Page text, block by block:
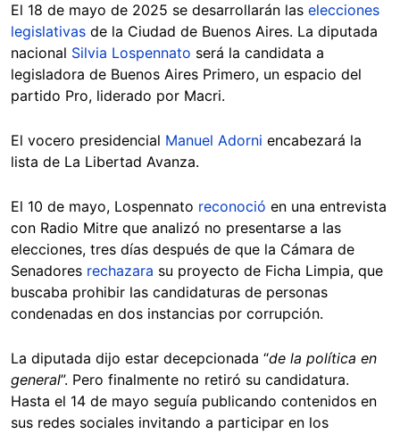
El 18 de mayo de 2025 se desarrollarán las elecciones
legislativas de la Ciudad de Buenos Aires. La diputada
nacional Silvia Lospennato será la candidata a
legisladora de Buenos Aires Primero, un espacio del
partido Pro, liderado por Macri.
El vocero presidencial Manuel Adorni encabezará la
lista de La Libertad Avanza.
El 10 de mayo, Lospennato reconoció en una entrevista
con Radio Mitre que analizó no presentarse a las
elecciones, tres días después de que la Cámara de
Senadores rechazara su proyecto de Ficha Limpia, que
buscaba prohibir las candidaturas de personas
condenadas en dos instancias por corrupción.
La diputada dijo estar decepcionada “de la política en
general”. Pero finalmente no retiró su candidatura.
Hasta el 14 de mayo seguía publicando contenidos en
sus redes sociales invitando a participar en los